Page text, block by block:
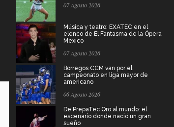
07 Agosto 2026
Música y teatro: EXATEC en el
elenco de El Fantasma de la Ópera
Mexico
07 Agosto 2026
Borregos CCM van por el
campeonato en liga mayor de
americano
06 Agosto 2026
De PrepaTec Qro al mundo: el
escenario donde nació un gran
sueño